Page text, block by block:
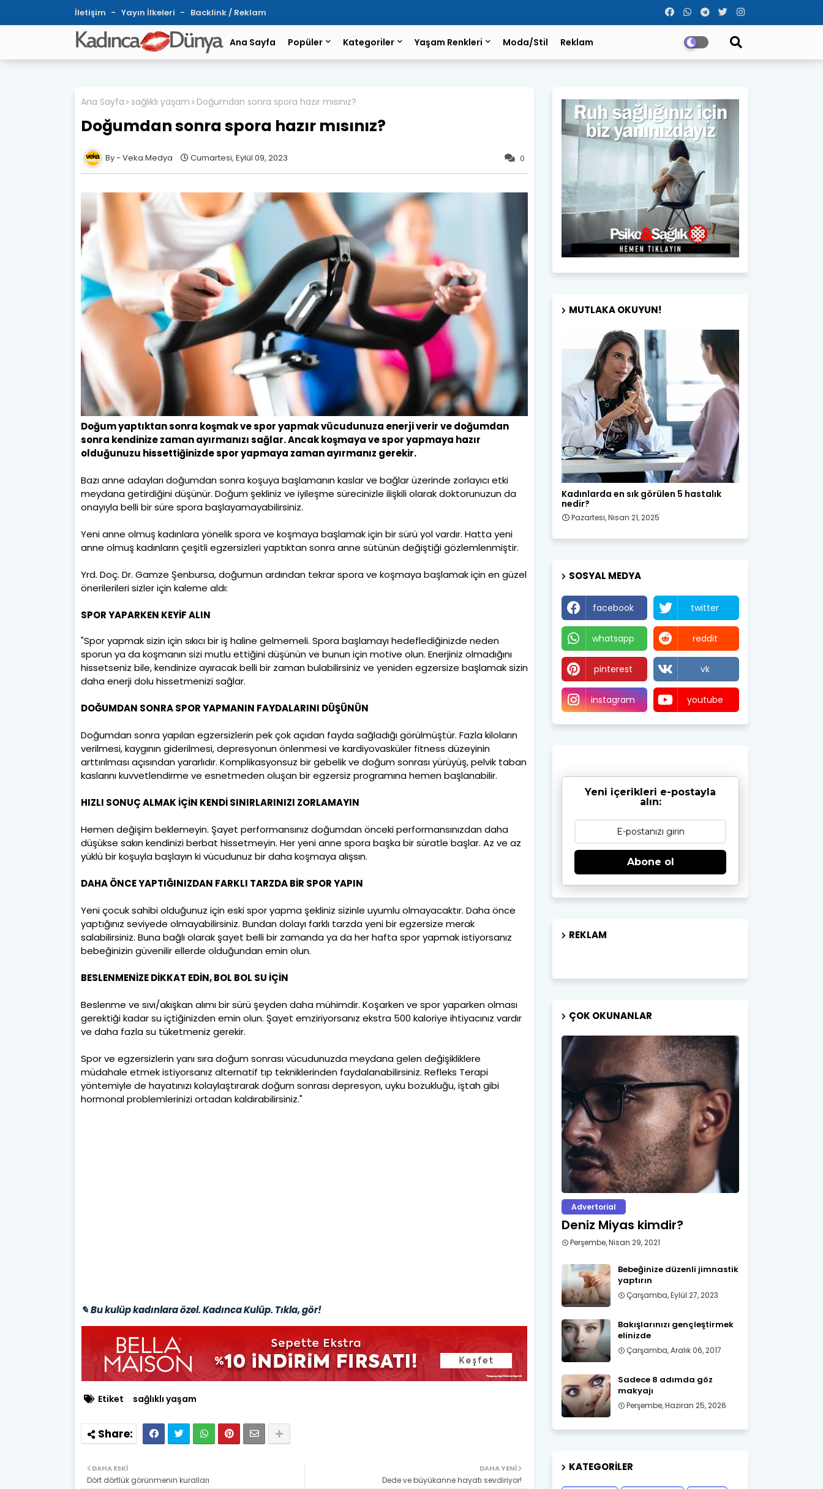
İletişim Yayın İlkeleri Backlink / Reklam
Ana Sayfa Popüler Kategoriler Yaşam Renkleri Moda/Stil Reklam
Ana Sayfa sağlıklı yaşam Doğumdan sonra spora hazır mısınız?
Doğumdan sonra spora hazır mısınız?
0
Veka Medya Cumartesi, Eylül 09, 2023
Doğum yaptıktan sonra koşmak ve spor yapmak vücudunuza enerji verir ve doğumdan
sonra kendinize zaman ayırmanızı sağlar. Ancak koşmaya ve spor yapmaya hazır
olduğunuzu hissettiğinizde spor yapmaya zaman ayırmanız gerekir.
Bazı anne adayları doğumdan sonra koşuya başlamanın kaslar ve bağlar üzerinde zorlayıcı etki
meydana getirdiğini düşünür. Doğum şekliniz ve iyileşme sürecinizle ilişkili olarak doktorunuzun da
onayıyla belli bir süre spora başlayamayabilirsiniz.
Yeni anne olmuş kadınlara yönelik spora ve koşmaya başlamak için bir sürü yol vardır. Hatta yeni
anne olmuş kadınların çeşitli egzersizleri yaptıktan sonra anne sütünün değiştiği gözlemlenmiştir.
Yrd. Doç. Dr. Gamze Şenbursa, doğumun ardından tekrar spora ve koşmaya başlamak için en güzel
önerilerileri sizler için kaleme aldı:
SPOR YAPARKEN KEYİF ALIN
"Spor yapmak sizin için sıkıcı bir iş haline gelmemeli. Spora başlamayı hedeflediğinizde neden
sporun ya da koşmanın sizi mutlu ettiğini düşünün ve bunun için motive olun. Enerjiniz olmadığını
hissetseniz bile, kendinize ayıracak belli bir zaman bulabilirsiniz ve yeniden egzersize başlamak sizin
daha enerji dolu hissetmenizi sağlar.
DOĞUMDAN SONRA SPOR YAPMANIN FAYDALARINI DÜŞÜNÜN
Doğumdan sonra yapılan egzersizlerin pek çok açıdan fayda sağladığı görülmüştür. Fazla kiloların
verilmesi, kaygının giderilmesi, depresyonun önlenmesi ve kardiyovasküler fitness düzeyinin
arttırılması açısından yararlıdır. Komplikasyonsuz bir gebelik ve doğum sonrası yürüyüş, pelvik taban
kaslarını kuvvetlendirme ve esnetmeden oluşan bir egzersiz programına hemen başlanabilir.
HIZLI SONUÇ ALMAK İÇİN KENDİ SINIRLARINIZI ZORLAMAYIN
Hemen değişim beklemeyin. Şayet performansınız doğumdan önceki performansınızdan daha
düşükse sakın kendinizi berbat hissetmeyin. Her yeni anne spora başka bir süratle başlar. Az ve az
yüklü bir koşuyla başlayın ki vücudunuz bir daha koşmaya alışsın.
DAHA ÖNCE YAPTIĞINIZDAN FARKLI TARZDA BİR SPOR YAPIN
Yeni çocuk sahibi olduğunuz için eski spor yapma şekliniz sizinle uyumlu olmayacaktır. Daha önce
yaptığınız seviyede olmayabilirsiniz. Bundan dolayı farklı tarzda yeni bir egzersize merak
salabilirsiniz. Buna bağlı olarak şayet belli bir zamanda ya da her hafta spor yapmak istiyorsanız
bebeğinizin güvenilir ellerde olduğundan emin olun.
BESLENMENİZE DİKKAT EDİN, BOL BOL SU İÇİN
Beslenme ve sıvı/akışkan alımı bir sürü şeyden daha mühimdir. Koşarken ve spor yaparken olması
gerektiği kadar su içtiğinizden emin olun. Şayet emziriyorsanız ekstra 500 kaloriye ihtiyacınız vardır
ve daha fazla su tüketmeniz gerekir.
Spor ve egzersizlerin yanı sıra doğum sonrası vücudunuzda meydana gelen değişikliklere
müdahale etmek istiyorsanız alternatif tıp tekniklerinden faydalanabilirsiniz. Refleks Terapi
yöntemiyle de hayatınızı kolaylaştırarak doğum sonrası depresyon, uyku bozukluğu, iştah gibi
hormonal problemlerinizi ortadan kaldırabilirsiniz."
✎ Bu kulüp kadınlara özel. Kadınca Kulüp. Tıkla, gör!
Etiket sağlıklı yaşam
DAHA YENI
Dede ve büyükanne hayatı sevdiriyor!
DAHA ESKI
Dört dörtlük görünmenin kuralları
MUTLAKA OKUYUN!
Kadın Sağlığı
Kadınlarda en sık görülen 5 hastalık
nedir?
Pazartesi, Nisan 21, 2025
SOSYAL MEDYA
facebook twitter
whatsapp reddit
pinterest vk
instagram youtube
Yeni içerikleri e-postayla
alın:
Abone ol
REKLAM
ÇOK OKUNANLAR
Advertorial
Deniz Miyas kimdir?
Perşembe, Nisan 29, 2021
Bebeğinize düzenli jimnastik
yaptırın
Çarşamba, Eylül 27, 2023
Bakışlarınızı gençleştirmek
elinizde
Çarşamba, Aralık 06, 2017
Sadece 8 adımda göz
makyajı
Perşembe, Haziran 25, 2026
KATEGORILER